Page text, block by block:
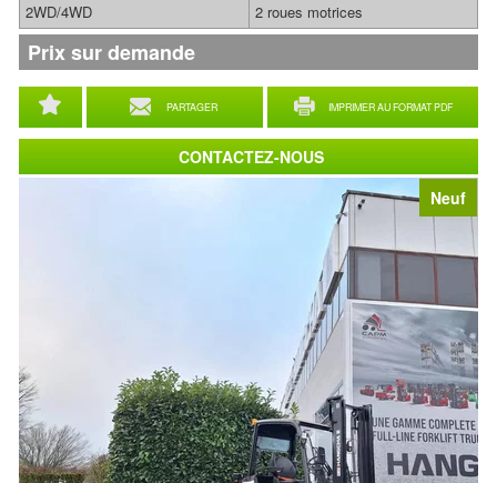
Neuf
PARTAGER IMPRIMER AU FORMAT PDF
2WD/4WD
2 roues motrices
Prix sur demande
CONTACTEZ-NOUS